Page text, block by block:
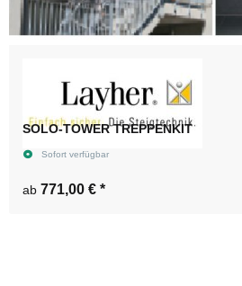
SOLO-TOWER TREPPENKIT
Sofort verfügbar
ab 771,00 € *